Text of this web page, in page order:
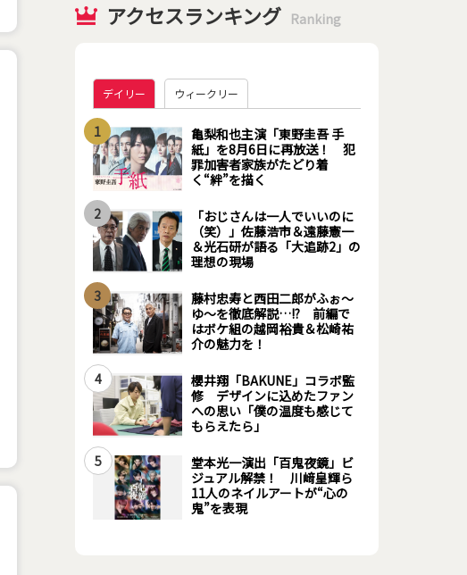
アクセスランキング Ranking
デイリー ウィークリー
1
亀梨和也主演「東野圭吾 手
紙」を8月6日に再放送！ 犯
罪加害者家族がたどり着
く“絆”を描く
2
「おじさんは一人でいいのに
（笑）」佐藤浩市＆遠藤憲一
＆光石研が語る「大追跡2」の
理想の現場
3
藤村忠寿と西田二郎がふぉ～
ゆ～を徹底解説…!? 前編で
はボケ組の越岡裕貴＆松崎祐
介の魅力を！
4
櫻井翔「BAKUNE」コラボ監
修 デザインに込めたファン
への思い「僕の温度も感じて
もらえたら」
5
堂本光一演出「百鬼夜鏡」ビ
ジュアル解禁！ 川﨑皇輝ら
11人のネイルアートが“心の
鬼”を表現